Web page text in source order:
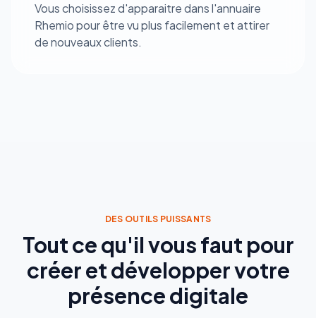
Vous choisissez d'apparaitre dans l'annuaire
Rhemio pour être vu plus facilement et attirer
de nouveaux clients.
DES OUTILS PUISSANTS
Tout ce qu'il vous faut pour
créer et développer votre
présence digitale